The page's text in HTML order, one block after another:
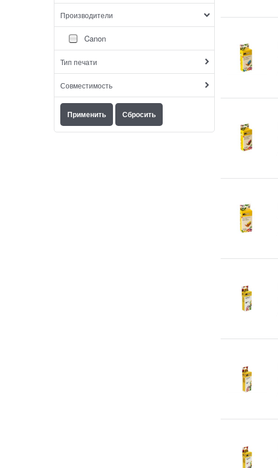
Производители
Canon
Тип печати
Совместимость